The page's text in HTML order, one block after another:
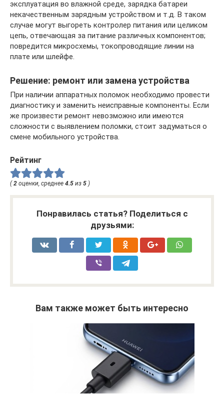
эксплуатация во влажной среде, зарядка батареи
некачественным зарядным устройством и т.д. В таком
случае могут выгореть контролер питания или целиком
цепь, отвечающая за питание различных компонентов;
повредится микросхемы, токопроводящие линии на
плате или шлейфе.
Решение: ремонт или замена устройства
При наличии аппаратных поломок необходимо провести
диагностику и заменить неисправные компоненты. Если
же произвести ремонт невозможно или имеются
сложности с выявлением поломки, стоит задуматься о
смене мобильного устройства.
Рейтинг
( 2 оценки, среднее 4.5 из 5 )
Понравилась статья? Поделиться с
друзьями:
Вам также может быть интересно